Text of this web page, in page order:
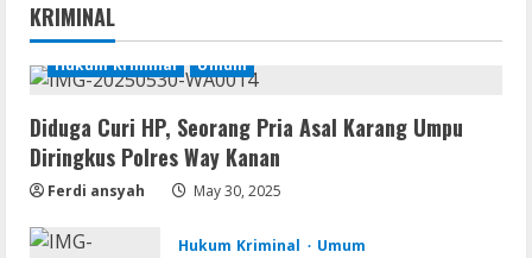
1 August 8, 2026
Img
Office 365 Professional Plus ISO File
Multilanguage
KRIMINAL
Hukum Kriminal Umum
Diduga Curi HP, Seorang Pria Asal Karang Umpu
Diringkus Polres Way Kanan
Ferdi ansyah May 30, 2025
Hukum Kriminal Umum